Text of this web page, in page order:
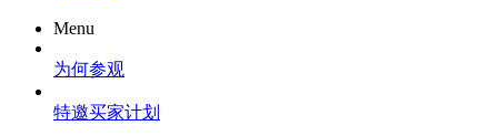
Menu
为何参观
特邀买家计划